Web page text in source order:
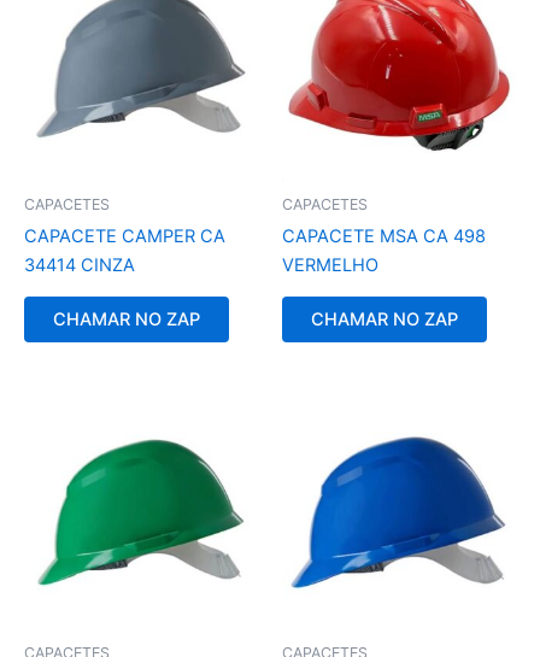
CAPACETES
CAPACETE CAMPER CA
34414 CINZA
CHAMAR NO ZAP
CAPACETES
CAPACETE MSA CA 498
VERMELHO
CHAMAR NO ZAP
CAPACETES CAPACETES